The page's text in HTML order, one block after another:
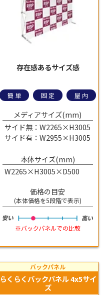
存在感あるサイズ感
簡単 固定 屋内
メディアサイズ(mm)
サイド無：W2265×H3005
サイド有：W2955×H3005
本体サイズ(mm)
W2265×H3005×D500
価格の目安
(本体価格を5段階で表示)
※バックパネルでの比較
バックパネル
らくらくバックパネル 4x5サイ
ズ